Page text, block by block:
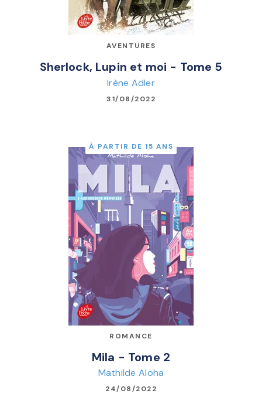
AVENTURES
Sherlock, Lupin et moi - Tome 5
Irène Adler
31/08/2022
À PARTIR DE 15 ANS
ROMANCE
Mila - Tome 2
Mathilde Aloha
24/08/2022